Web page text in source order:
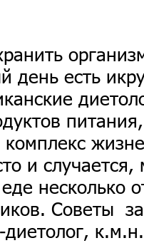
день есть
и
несколько
Советы
диетолог,